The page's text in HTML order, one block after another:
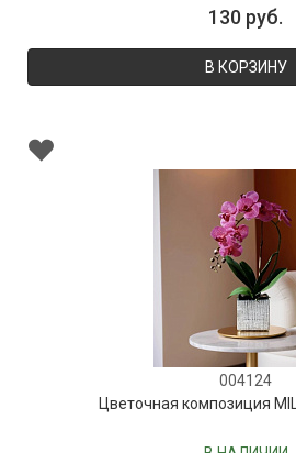
130 руб.
В КОРЗИНУ
004124
Цветочная композиция